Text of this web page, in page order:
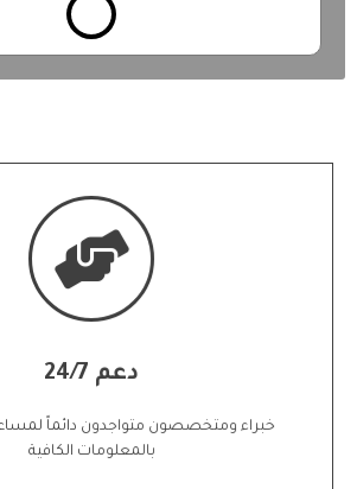
دعم 24/7
خبراء ومتخصصون متواجدون دائماً
بالمعلومات الكافية